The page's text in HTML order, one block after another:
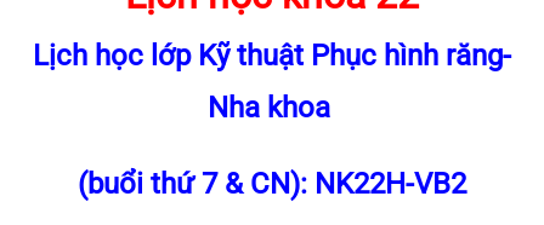
Lịch học lớp Kỹ thuật Phục hình răng-
Nha khoa
(buổi thứ 7 & CN): NK22H-VB2